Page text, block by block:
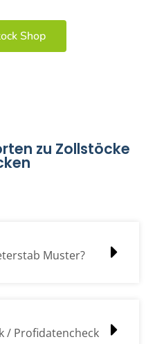
Shop
zu Zollstöcke
Muster?
/ Profidatencheck